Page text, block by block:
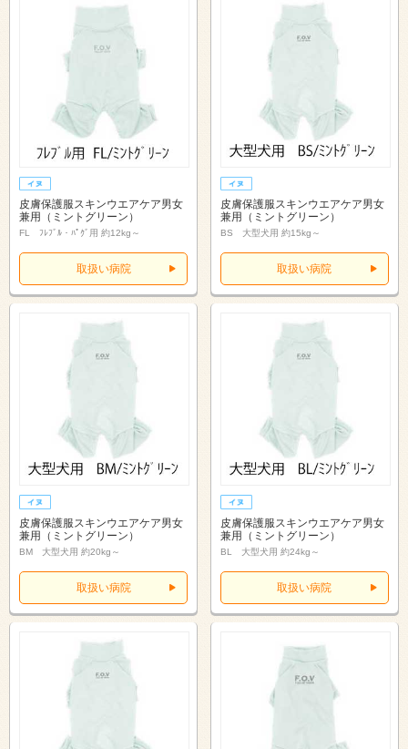
皮膚保護服スキンウエアケア男女
兼用（ミントグリーン）
FL ﾌﾚﾌﾞﾙ・ﾊﾟｸﾞ用 約12kg～
取扱い病院
皮膚保護服スキンウエアケア男女
兼用（ミントグリーン）
BS 大型犬用 約15kg～
取扱い病院
皮膚保護服スキンウエアケア男女
兼用（ミントグリーン）
BM 大型犬用 約20kg～
取扱い病院
皮膚保護服スキンウエアケア男女
兼用（ミントグリーン）
BL 大型犬用 約24kg～
取扱い病院